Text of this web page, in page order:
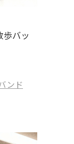
歩バッ
ンド